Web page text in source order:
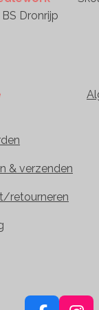
& verzenden
retourneren